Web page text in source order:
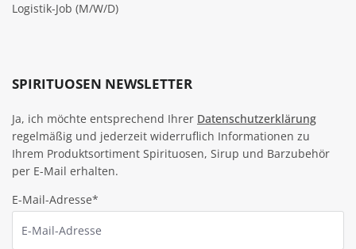
Logistik-Job (M/W/D)
SPIRITUOSEN NEWSLETTER
Ja, ich möchte entsprechend Ihrer Datenschutzerklärung
regelmäßig und jederzeit widerruflich Informationen zu
Ihrem Produktsortiment Spirituosen, Sirup und Barzubehör
per E-Mail erhalten.
E-Mail-Adresse*